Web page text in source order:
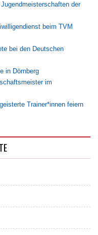
der
beim TVM
bei den Deutschen
in Dörnberg
im
Trainer*innen feiern